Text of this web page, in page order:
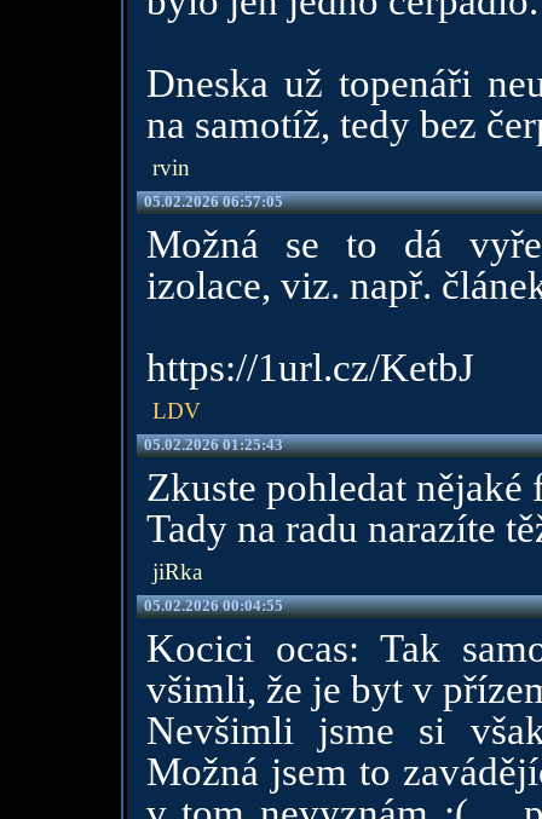
Dneska už topenáři
na samotíž, tedy bez
rvin
05.02.2026 06:57:05
Možná se to dá
izolace, viz. např.
https://1url.cz/KetbJ
LDV
05.02.2026 01:25:43
Zkuste pohledat nějaké
Tady na radu narazíte
jiRka
05.02.2026 00:04:55
Kocici ocas: Tak
všimli, že je byt v
Nevšimli jsme si
Možná jsem to